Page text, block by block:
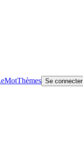
Thèmes Se connecter